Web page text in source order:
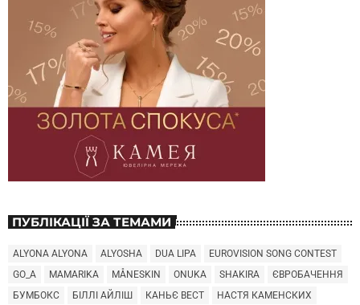
ПУБЛІКАЦІЇ ЗА ТЕМАМИ
ALYONA ALYONA ALYOSHA DUA LIPA
EUROVISION SONG CONTEST
GO_A
MAMARIKA MÅNESKIN ONUKA SHAKIRA
ЄВРОБАЧЕННЯ
БУМБОКС
БІЛЛІ АЙЛІШ КАНЬЄ ВЕСТ
НАСТЯ КАМЕНСКИХ